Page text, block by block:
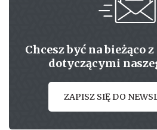
Chcesz być na bieżąco
dotyczącymi
ZAPISZ SIĘ DO